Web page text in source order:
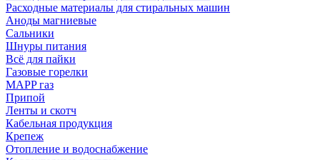
Расходные материалы для стиральных машин
Аноды магниевые
Сальники
Шнуры питания
Всё для пайки
Газовые горелки
MAPP газ
Припой
Ленты и скотч
Кабельная продукция
Крепеж
Отопление и водоснабжение